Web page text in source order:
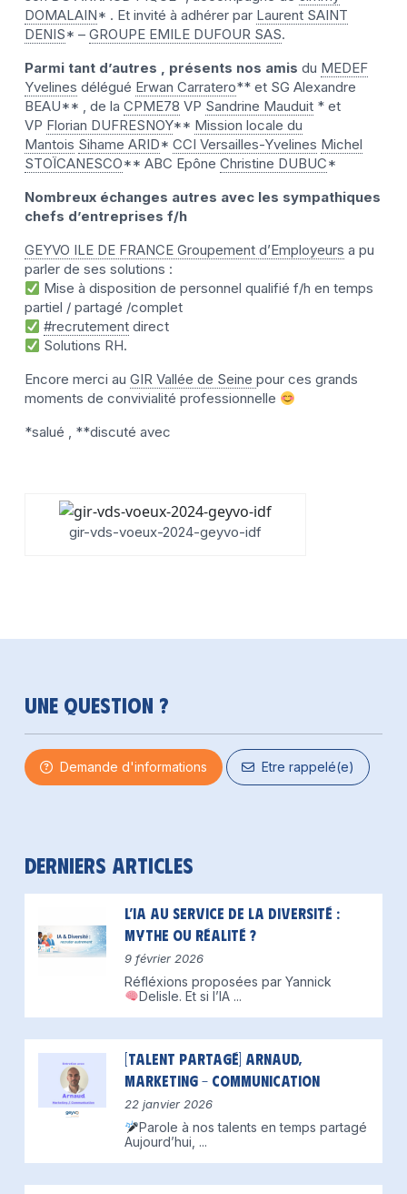
DOMALAIN* . Et invité à adhérer par Laurent SAINT
DENIS* – GROUPE EMILE DUFOUR SAS.
Parmi tant d’autres , présents nos amis du MEDEF
Yvelines délégué Erwan Carratero** et SG Alexandre
BEAU** , de la CPME78 VP Sandrine Mauduit * et
VP Florian DUFRESNOY** Mission locale du
Mantois Sihame ARID* CCI Versailles-Yvelines Michel
STOÏCANESCO** ABC Epône Christine DUBUC*
Nombreux échanges autres avec les sympathiques
chefs d’entreprises f/h
GEYVO ILE DE FRANCE Groupement d’Employeurs a pu
parler de ses solutions :
Mise à disposition de personnel qualifié f/h en temps
partiel / partagé /complet
#recrutement direct
Solutions RH.
Encore merci au GIR Vallée de Seine pour ces grands
moments de convivialité professionnelle
*salué , **discuté avec
gir-vds-voeux-2024-geyvo-idf
Une question ?
Demande d'informations Etre rappelé(e)
Derniers articles
L’IA au service de la diversité :
mythe ou réalité ?
9 février 2026
Réfléxions proposées par Yannick
Delisle. Et si l’IA ...
[Talent partagé] Arnaud,
Marketing – Communication
22 janvier 2026
Parole à nos talents en temps partagé
Aujourd’hui, ...